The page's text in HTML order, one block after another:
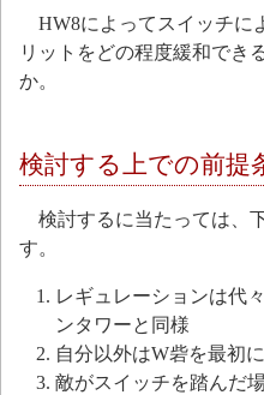
HW8によってスイッチに
リットをどの程度緩和でき
か。
検討する上での前提
検討するに当たっては、
す。
レギュレーションは代
ンタワーと同様
自分以外はW砦を最初
敵がスイッチを踏んだ